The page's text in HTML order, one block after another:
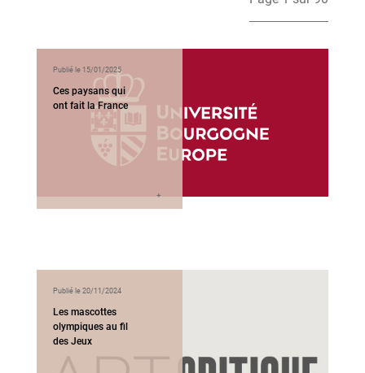
Publié le 15/01/2025
Ces paysans qui
ont fait la France
Publié le 20/11/2024
Les mascottes
olympiques au fil
des Jeux